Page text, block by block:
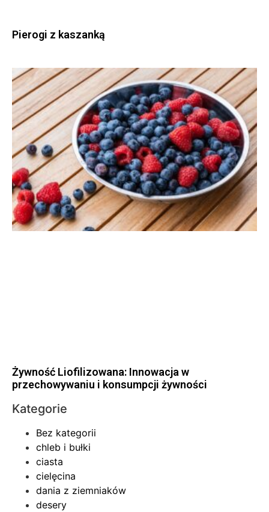
Pierogi z kaszanką
Żywność Liofilizowana: Innowacja w
przechowywaniu i konsumpcji żywności
Kategorie
Bez kategorii
chleb i bułki
ciasta
cielęcina
dania z ziemniaków
desery